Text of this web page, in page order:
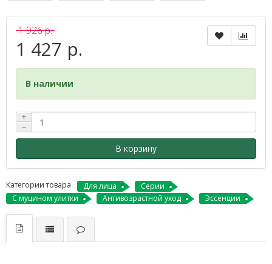
1 926 р.
1 427 р.
В наличии
+
−
В корзину
Категории товара Для лица
Серии
С муцином улитки
Антивозрастной уход Эссенции